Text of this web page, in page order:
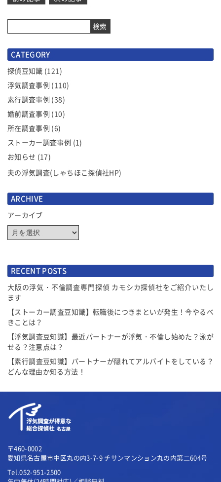
ナ
ビ
ー
シ
ョ
ン
検索
CATEGORY
探偵豆知識 (121)
浮気調査事例 (110)
素行調査事例 (38)
婚前調査事例 (10)
所在調査事例 (6)
ストーカー調査事例 (1)
お知らせ (17)
夫の浮気調査(しゃちほこ探偵社HP)
ARCHIVE
アーカイブ
RECENT POSTS
大阪の浮気・不倫調査専門探偵 カモシカ探偵社をご紹介いたし
ます
【ストーカー調査豆知識】転職後につきまといが発生！今やるべ
きことは？
【浮気調査豆知識】最近パートナーが浮気・不倫し始めた？泳が
せる？注意点は？
【素行調査豆知識】パートナーが隠れてアルバイトをしている？
どんな理由か知る方法！
〒460-0002
愛知県名古屋市中区丸の内3-7-9 チサンマンション丸の内第二604号
Tel.052-951-2500